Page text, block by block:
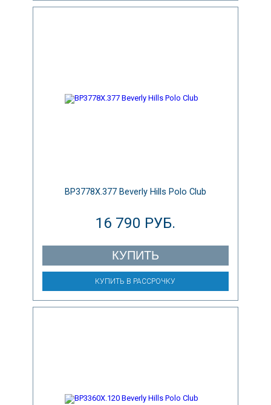
BP3778X.377 Beverly Hills Polo Club
16 790 РУБ.
КУПИТЬ
КУПИТЬ В РАССРОЧКУ